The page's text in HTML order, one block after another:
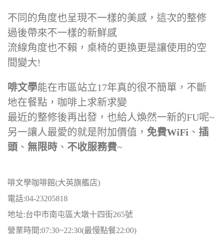
不同的角度也呈現不一樣的美感，這次的整修
過後帶來不一樣的新鮮感
流線角度也不賴，桌椅的更換更是讓使用的空
間變大!
啡文學能在市區站立17年真的很不簡單，不斷
地在餐點，咖啡上求新求變
最近的整修後再出發，也給人煥然一新的FU呢~
另一讓人最愛的就是附加價值， 免費WiFi 、 插
頭 、 無限時 、 不收服務費~
啡文學咖啡館(大英旗艦店)
電話:04-23205818
地址:台中市南屯區大墩十四街265號
營業時間:07:30~22:30(最慢點餐22:00)